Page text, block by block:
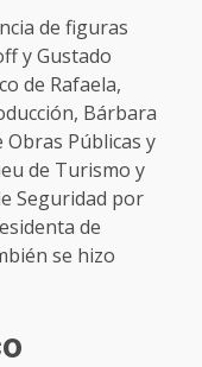
de figuras
y Gustado
de Rafaela,
Bárbara
Públicas y
de Turismo y
Seguridad por
de
se hizo